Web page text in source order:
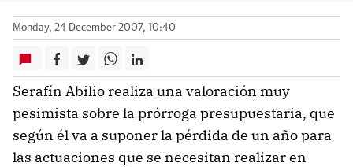
Monday, 24 December 2007, 10:40
Serafín Abilio realiza una valoración muy
pesimista sobre la prórroga presupuestaria, que
según él va a suponer la pérdida de un año para
las actuaciones que se necesitan realizar en